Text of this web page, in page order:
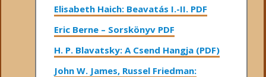
Elisabeth Haich: Beavatás I.-II. PDF
Eric Berne – Sorskönyv PDF
H. P. Blavatsky: A Csend Hangja (PDF)
John W. James, Russel Friedman: